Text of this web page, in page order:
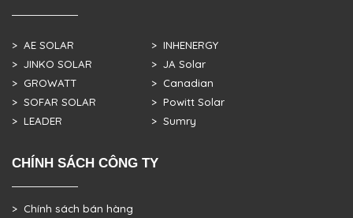
> AE SOLAR
> JINKO SOLAR
> GROWATT
> SOFAR SOLAR
> LEADER
> INHENERGY
> JA Solar
> Canadian
> Powitt Solar
> Sumry
CHÍNH SÁCH CÔNG TY
> Chính sách bán hàng